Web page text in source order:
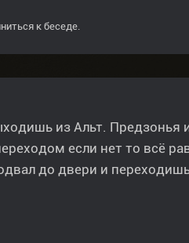
к беседе.
из Альт. Предзонья
если нет то всё
до двери и